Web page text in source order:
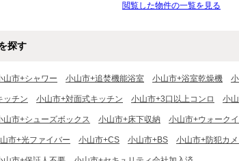
閲覧した物件の一覧を見る
探す
山市+シャワー 小山市+追焚機能浴室 小山市+浴室乾燥機
ッチン 小山市+対面式キッチン 小山市+3口以上コンロ 小
山市+シューズボックス 小山市+床下収納 小山市+ウォーク
市+光ファイバー 小山市+CS 小山市+BS 小山市+防犯カメ